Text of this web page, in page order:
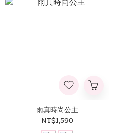
雨真時尚公主
NT$1,590